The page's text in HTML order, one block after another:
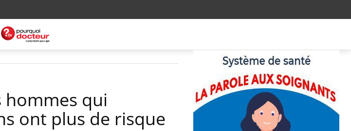
hommes qui
ont plus de risque